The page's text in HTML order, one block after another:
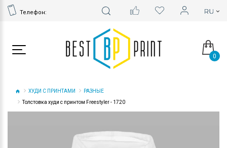
Телефон:
0
ХУДИ С ПРИНТАМИ
РАЗНЫЕ
Толстовка худи с принтом Freestyler - 1720